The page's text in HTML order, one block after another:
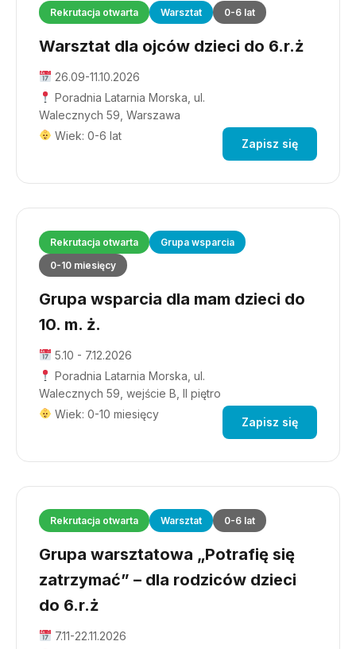
Rekrutacja otwarta Warsztat 0-6 lat
Warsztat dla ojców dzieci do 6.r.ż
26.09-11.10.2026
Poradnia Latarnia Morska, ul.
Walecznych 59, Warszawa
Wiek: 0-6 lat
Zapisz się
Rekrutacja otwarta
Grupa wsparcia
0-10 miesięcy
Grupa wsparcia dla mam dzieci do
10. m. ż.
5.10 - 7.12.2026
Poradnia Latarnia Morska, ul.
Walecznych 59, wejście B, II piętro
Wiek: 0-10 miesięcy
Zapisz się
Rekrutacja otwarta Warsztat 0-6 lat
Grupa warsztatowa „Potrafię się
zatrzymać” – dla rodziców dzieci
do 6.r.ż
7.11-22.11.2026